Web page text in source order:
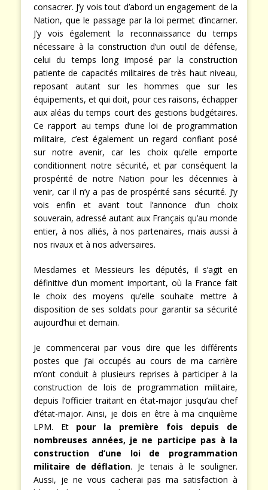
consacrer. J’y vois tout d’abord un engagement de la
Nation, que le passage par la loi permet d’incarner.
J’y vois également la reconnaissance du temps
nécessaire à la construction d’un outil de défense,
celui du temps long imposé par la construction
patiente de capacités militaires de très haut niveau,
reposant autant sur les hommes que sur les
équipements, et qui doit, pour ces raisons, échapper
aux aléas du temps court des gestions budgétaires.
Ce rapport au temps d’une loi de programmation
militaire, c’est également un regard confiant posé
sur notre avenir, car les choix qu’elle emporte
conditionnent notre sécurité, et par conséquent la
prospérité de notre Nation pour les décennies à
venir, car il n’y a pas de prospérité sans sécurité. J’y
vois enfin et avant tout l’annonce d’un choix
souverain, adressé autant aux Français qu’au monde
entier, à nos alliés, à nos partenaires, mais aussi à
nos rivaux et à nos adversaires.
Mesdames et Messieurs les députés, il s’agit en
définitive d’un moment important, où la France fait
le choix des moyens qu’elle souhaite mettre à
disposition de ses soldats pour garantir sa sécurité
aujourd’hui et demain.
Je commencerai par vous dire que les différents
postes que j’ai occupés au cours de ma carrière
m’ont conduit à plusieurs reprises à participer à la
construction de lois de programmation militaire,
depuis l’officier traitant en état-major jusqu’au chef
d’état-major. Ainsi, je dois en être à ma cinquième
LPM. Et pour la première fois depuis de
nombreuses années, je ne participe pas à la
construction d’une loi de programmation
militaire de déflation. Je tenais à le souligner.
Aussi, je ne vous cacherai pas ma satisfaction à